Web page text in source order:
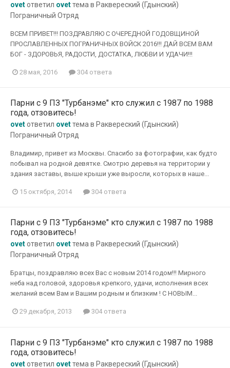
ovetответил ovetтема в Раквереский (Гдынский)
Пограничный Отряд
ВСЕМ ПРИВЕТ!!! ПОЗДРАВЛЯЮ С ОЧЕРЕДНОЙ ГОДОВЩИНОЙ
ПРОСЛАВЛЕННЫХ ПОГРАНИЧНЫХ ВОЙСК 2016!!! ДАЙ ВСЕМ ВАМ
БОГ - ЗДОРОВЬЯ, РАДОСТИ, ДОСТАТКА, ЛЮБВИ И УДАЧИ!!!
28 мая, 2016 304 ответа
Парни с 9 ПЗ "Турбанэме" кто служил с 1987 по 1988
года, отзовитесь!
ovetответил ovetтема в Раквереский (Гдынский)
Пограничный Отряд
Владимир, привет из Москвы. Спасибо за фотографии, как будто
побывал на родной девятке. Смотрю деревья на территории у
здания заставы, выше крыши уже выросли, которых в наше...
15 октября, 2014 304 ответа
Парни с 9 ПЗ "Турбанэме" кто служил с 1987 по 1988
года, отзовитесь!
ovetответил ovetтема в Раквереский (Гдынский)
Пограничный Отряд
Братцы, поздравляю всех Вас с новым 2014 годом!!! Мирного
неба над головой, здоровья крепкого, удачи, исполнения всех
желаний всем Вам и Вашим родным и близким ! С НОВЫМ...
29 декабря, 2013 304 ответа
Парни с 9 ПЗ "Турбанэме" кто служил с 1987 по 1988
года, отзовитесь!
ovetответил ovetтема в Раквереский (Гдынский)